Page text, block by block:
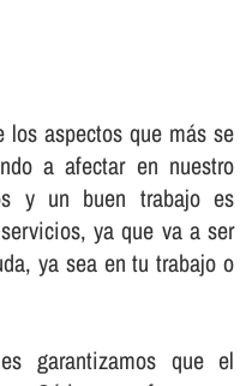
aspectos que más se
a afectar en nuestro
y un buen trabajo es
ya que va a ser
ya sea en tu trabajo o
garantizamos que el